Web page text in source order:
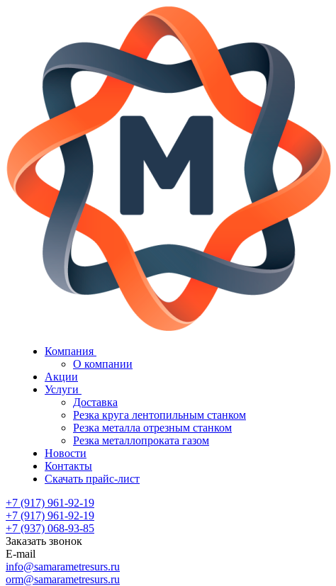
Компания
О компании
Акции
Услуги
Доставка
Резка круга лентопильным станком
Резка металла отрезным станком
Резка металлопроката газом
Новости
Контакты
Скачать прайс-лист
+7 (917) 961-92-19
+7 (917) 961-92-19
+7 (937) 068-93-85
Заказать звонок
E-mail
info@samarametresurs.ru
orm@samarametresurs.ru